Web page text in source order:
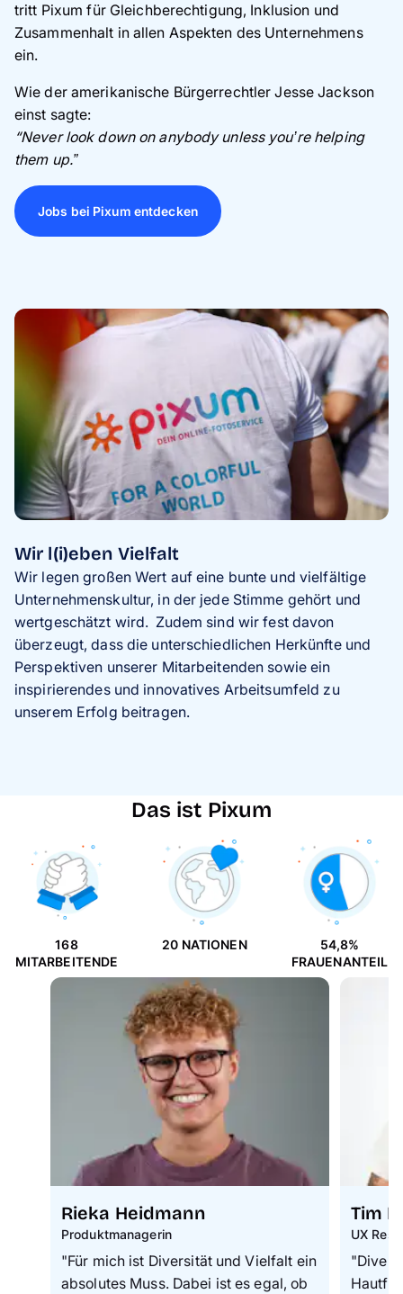
tritt Pixum für Gleichberechtigung, Inklusion und
Zusammenhalt in allen Aspekten des Unternehmens
ein.
Wie der amerikanische Bürgerrechtler Jesse Jackson
einst sagte:
“Never look down on anybody unless you’re helping
them up.”
Jobs bei Pixum entdecken
Wir l(i)eben Vielfalt
Wir legen großen Wert auf eine bunte und vielfältige
Unternehmenskultur, in der jede Stimme gehört und
wertgeschätzt wird. Zudem sind wir fest davon
überzeugt, dass die unterschiedlichen Herkünfte und
Perspektiven unserer Mitarbeitenden sowie ein
inspirierendes und innovatives Arbeitsumfeld zu
unserem Erfolg beitragen.
Das ist Pixum
168
MITARBEITENDE
20 NATIONEN
54,8%
FRAUENANTEIL
Rieka Heidmann
Produktmanagerin
"Für mich ist Diversität und Vielfalt ein
absolutes Muss. Dabei ist es egal, ob
Tim
UX